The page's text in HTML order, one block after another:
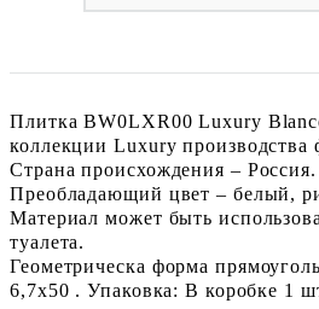
Плитка BW0LXR00 Luxury
коллекции Luxury производства
Страна происхождения – Россия.
Преобладающий цвет – белый,
Материал может быть
туалета.
Геометрическа форма
6,7x50 . Упаковка: В коробке 1